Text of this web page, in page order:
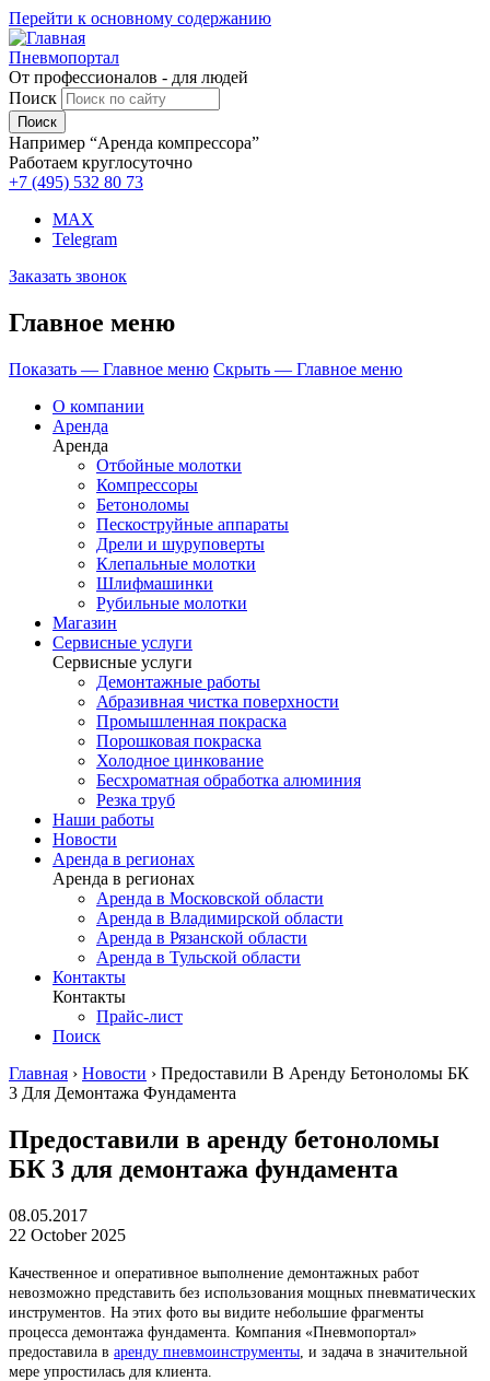
Перейти к основному содержанию
Пневмопортал
От профессионалов - для людей
Поиск
Например “Аренда компрессора”
Работаем круглосуточно
+7 (495) 532 80 73
MAX
Telegram
Заказать звонок
Главное меню
Показать — Главное меню Скрыть — Главное меню
О компании
Аренда
Аренда
Отбойные молотки
Компрессоры
Бетоноломы
Пескоструйные аппараты
Дрели и шуруповерты
Клепальные молотки
Шлифмашинки
Рубильные молотки
Магазин
Сервисные услуги
Сервисные услуги
Демонтажные работы
Абразивная чистка поверхности
Промышленная покраска
Порошковая покраска
Холодное цинкование
Бесхроматная обработка алюминия
Резка труб
Наши работы
Новости
Аренда в регионах
Аренда в регионах
Аренда в Московской области
Аренда в Владимирской области
Аренда в Рязанской области
Аренда в Тульской области
Контакты
Контакты
Прайс-лист
Поиск
Главная › Новости › Предоставили В Аренду Бетоноломы БК
3 Для Демонтажа Фундамента
Предоставили в аренду бетоноломы
БК 3 для демонтажа фундамента
08.05.2017
22 October 2025
Качественное и оперативное выполнение демонтажных работ
невозможно представить без использования мощных пневматических
инструментов. На этих фото вы видите небольшие фрагменты
процесса демонтажа фундамента. Компания «Пневмопортал»
предоставила в аренду пневмоинструменты , и задача в значительной
мере упростилась для клиента.